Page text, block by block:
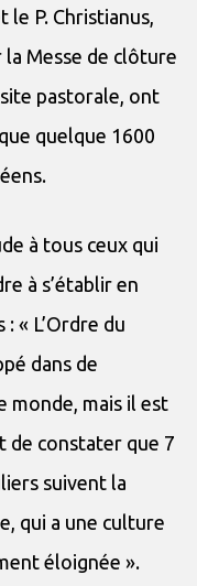
le P. Christianus,
Messe de clôture
pastorale, ont
quelque 1600
à tous ceux qui
à s’établir en
« L’Ordre du
dans de
monde, mais il est
de constater que 7
suivent la
qui a une culture
éloignée ».